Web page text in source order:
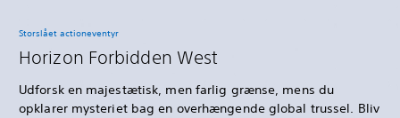
Storslået actioneventyr
Horizon Forbidden West
Udforsk en majestætisk, men farlig grænse, mens du
opklarer mysteriet bag en overhængende global trussel. Bliv